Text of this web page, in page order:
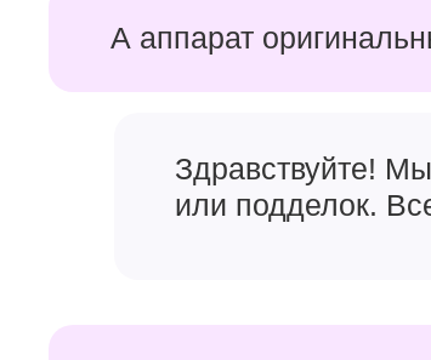
А аппарат
Здравствуйте!
или подделок.